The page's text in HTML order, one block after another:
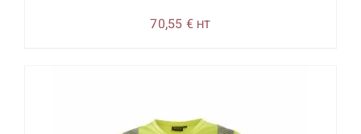
70,55 € HT